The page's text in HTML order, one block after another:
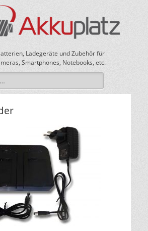
Ladegeräte und Zubehör für
Smartphones, Notebooks, etc.